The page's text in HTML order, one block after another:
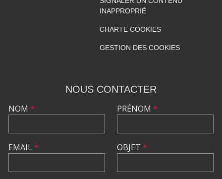
INAPPROPRIÉ
CHARTE COOKIES
GESTION DES COOKIES
NOUS CONTACTER
NOM *
EMAIL*
PRÉNOM *
OBJET *